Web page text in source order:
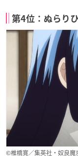
第4位：ぬらり
©椎橋寛／集英社・奴良魔